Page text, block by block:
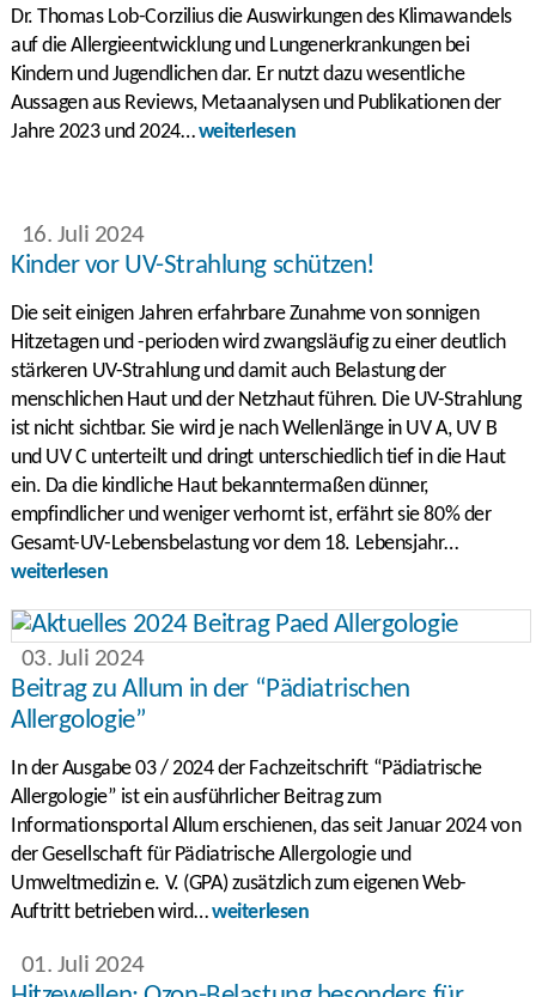
Dr. Thomas Lob-Corzilius die Auswirkungen des Klimawandels
auf die Allergieentwicklung und Lungenerkrankungen bei
Kindern und Jugendlichen dar. Er nutzt dazu wesentliche
Aussagen aus Reviews, Metaanalysen und Publikationen der
Jahre 2023 und 2024…weiterlesen
16. Juli 2024
Kinder vor UV-Strahlung schützen!
Die seit einigen Jahren erfahrbare Zunahme von sonnigen
Hitzetagen und -perioden wird zwangsläufig zu einer deutlich
stärkeren UV-Strahlung und damit auch Belastung der
menschlichen Haut und der Netzhaut führen. Die UV-Strahlung
ist nicht sichtbar. Sie wird je nach Wellenlänge in UV A, UV B
und UV C unterteilt und dringt unterschiedlich tief in die Haut
ein. Da die kindliche Haut bekanntermaßen dünner,
empfindlicher und weniger verhornt ist, erfährt sie 80% der
Gesamt-UV-Lebensbelastung vor dem 18. Lebensjahr…
weiterlesen
03. Juli 2024
Beitrag zu Allum in der “Pädiatrischen
Allergologie”
In der Ausgabe 03 / 2024 der Fachzeitschrift “Pädiatrische
Allergologie” ist ein ausführlicher Beitrag zum
Informationsportal Allum erschienen, das seit Januar 2024 von
der Gesellschaft für Pädiatrische Allergologie und
Umweltmedizin e. V. (GPA) zusätzlich zum eigenen Web-
Auftritt betrieben wird…weiterlesen
01. Juli 2024